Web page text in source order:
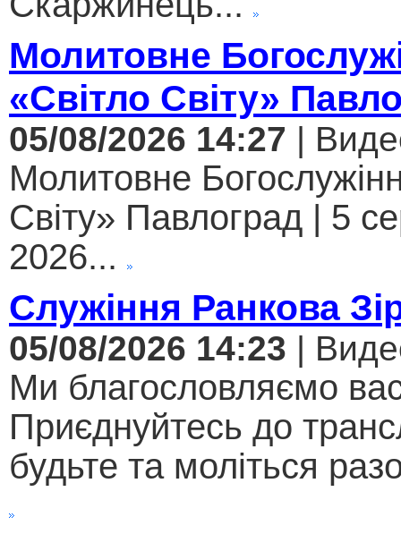
Молитовне
«Світло Світу»
05/08/2026 14:27 |
Молитовне
Світу» Павлоград | 5
2026...
Служіння Ранкова
05/08/2026 14:23 |
Ми благословляємо
Приєднуйтесь до
будьте та моліться